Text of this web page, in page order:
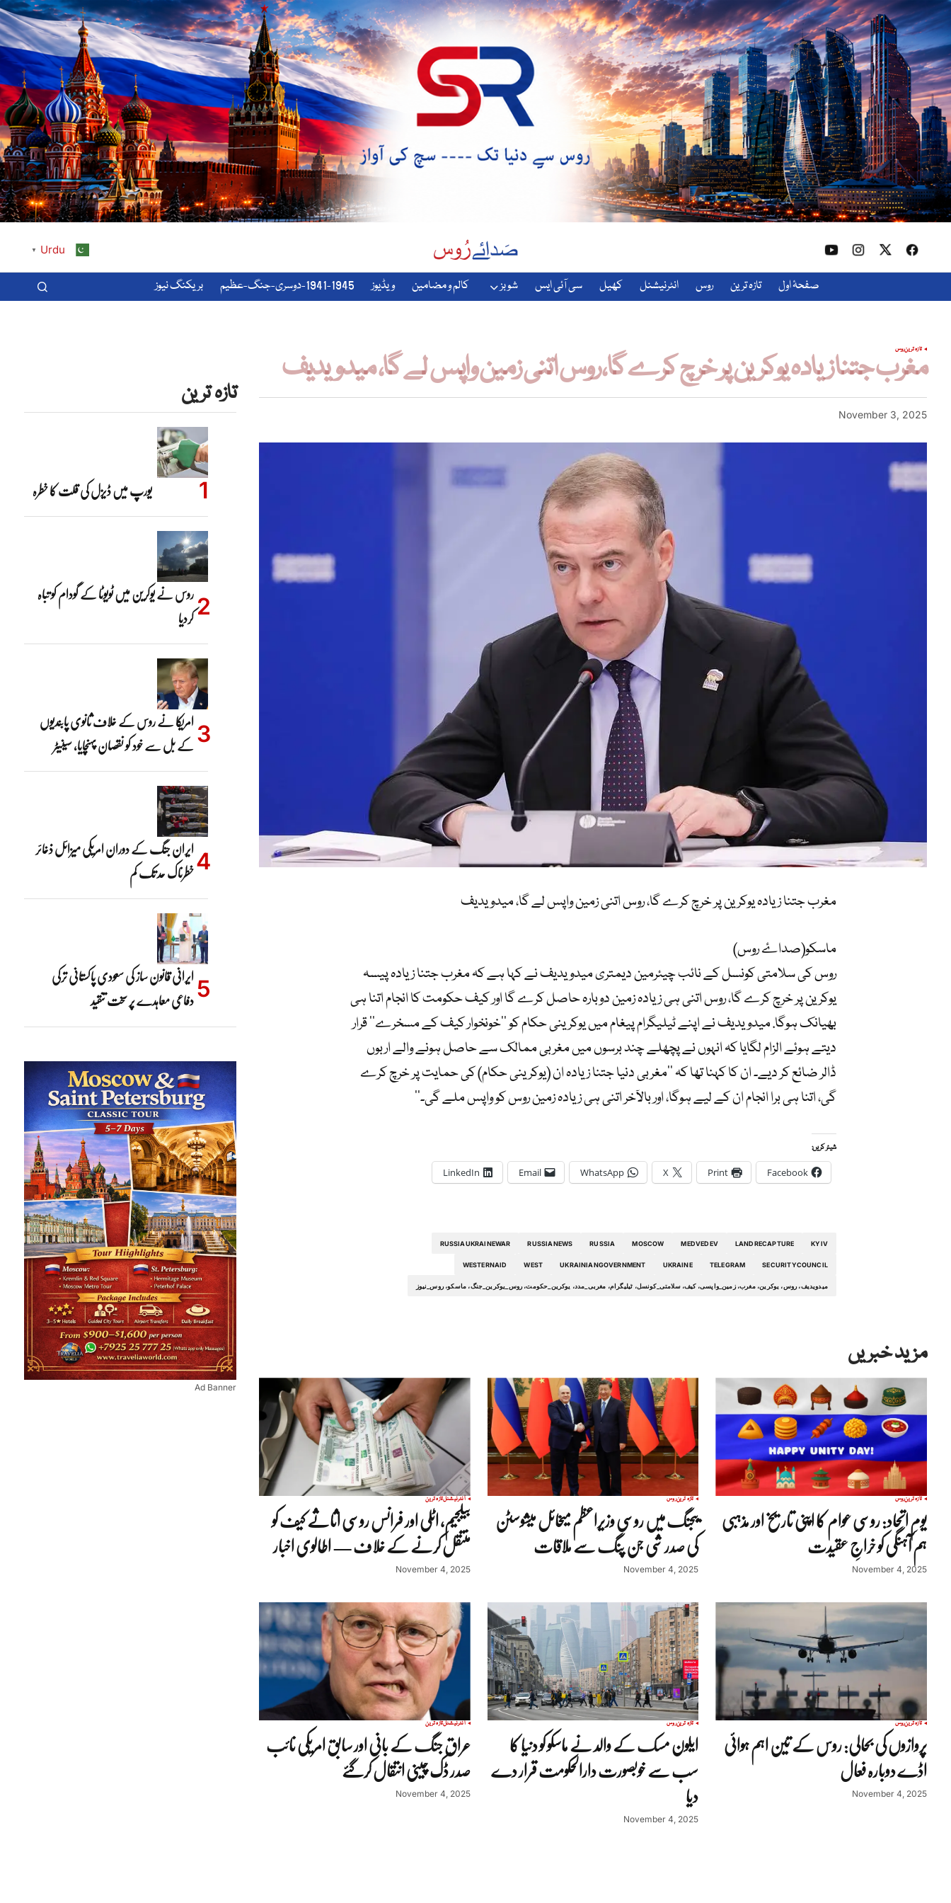
Urdu
▼
صفحۂ اول تازہ ترین روس انٹرنیشنل کھیل سی آئی ایس شوبز کالم و مضامین ویڈیوز 1941-1945-دوسری-جنگ-عظیم بریکنگ نیوز
تازہ ترینروس
مغرب جتنا زیادہ یوکرین پر خرچ کرے گا، روس اتنی زمین واپس لے گا، میدویدیف
November 3, 2025
مغرب جتنا زیادہ یوکرین پر خرچ کرے گا، روس اتنی زمین واپس لے گا، میدویدیف
ماسکو(صداۓ روس)
روس کی سلامتی کونسل کے نائب چیئرمین دیمتری میدویدیف نے کہا ہے کہ مغرب جتنا زیادہ پیسہ
یوکرین پر خرچ کرے گا، روس اتنی ہی زیادہ زمین دوبارہ حاصل کرے گا اور کیف حکومت کا انجام اتنا ہی
بھیانک ہوگا. میدویدیف نے اپنے ٹیلیگرام پیغام میں یوکرینی حکام کو ’’خونخوار کیف کے مسخرے‘‘ قرار
دیتے ہوئے الزام لگایا کہ انہوں نے پچھلے چند برسوں میں مغربی ممالک سے حاصل ہونے والے اربوں
ڈالر ضائع کر دیے۔ ان کا کہنا تھا کہ ’’مغربی دنیا جتنا زیادہ ان (یوکرینی حکام) کی حمایت پر خرچ کرے
گی، اتنا ہی برا انجام ان کے لیے ہوگا، اور بالآخر اتنی ہی زیادہ زمین روس کو واپس ملے گی۔‘‘
شیئر کریں:
Facebook
Print
X
WhatsApp
Email
LinkedIn
KYIV
LANDRECAPTURE
MEDVEDEV
MOSCOW
RUSSIA
RUSSIANEWS
RUSSIAUKRAINEWAR
SECURITYCOUNCIL
TELEGRAM
UKRAINE
UKRAINIANGOVERNMENT
WEST
WESTERNAID
میدویدیف، روس، یوکرین، مغرب، زمین_واپسی، کیف، سلامتی_کونسل، ٹیلیگرام، مغربی_مدد، یوکرین_حکومت، روس_یوکرین_جنگ، ماسکو، روس_نیوز
مزید خبریں
تازہ ترینروس
یومِ اتحاد: روسی عوام کا اپنی تاریخ اور مذہبی
ہم آہنگی کو خراجِ عقیدت
November 4, 2025
تازہ ترینروس
بیجنگ میں روسی وزیراعظم میخائل میشوسٹن
کی صدر شی جن پنگ سے ملاقات
November 4, 2025
انٹرنیشنلتازہ ترین
بیلجیم، اٹلی اور فرانس روسی اثاثے کیف کو
منتقل کرنے کے خلاف — اطالوی اخبار
November 4, 2025
تازہ ترینروس
پروازوں کی بحالی: روس کے تین اہم ہوائی
اڈے دوبارہ فعال
November 4, 2025
تازہ ترینروس
ایلون مسک کے والد نے ماسکو کو دنیا کا
سب سے خوبصورت دارالحکومت قرار دے
دیا
November 4, 2025
انٹرنیشنلتازہ ترین
عراق جنگ کے بانی اور سابق امریکی نائب
صدر ڈک چینی انتقال کرگئے
November 4, 2025
تازہ ترین
یورپ میں ڈیزل کی قلت کا خطرہ
روس نے یوکرین میں ٹویوٹا کے گودام کو تباہ
کردیا
امریکا نے روس کے خلاف ثانوی پابندیوں
کے بل سے خود کو نقصان پہنچایا، سینیٹر
ایران جنگ کے دوران امریکی میزائل ذخائر
خطرناک حد تک کم
ایرانی قانون ساز کی سعودی پاکستانی ترکی
دفاعی معاہدے پر سخت تنقید
Ad Banner